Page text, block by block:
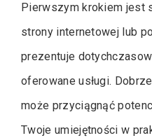
Pierwszym krokiem jest
strony internetowej lub
prezentuje
oferowane usługi.
może przyciągnąć
Twoje umiejętności w